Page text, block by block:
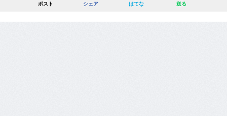
ポスト シェア はてな 送る